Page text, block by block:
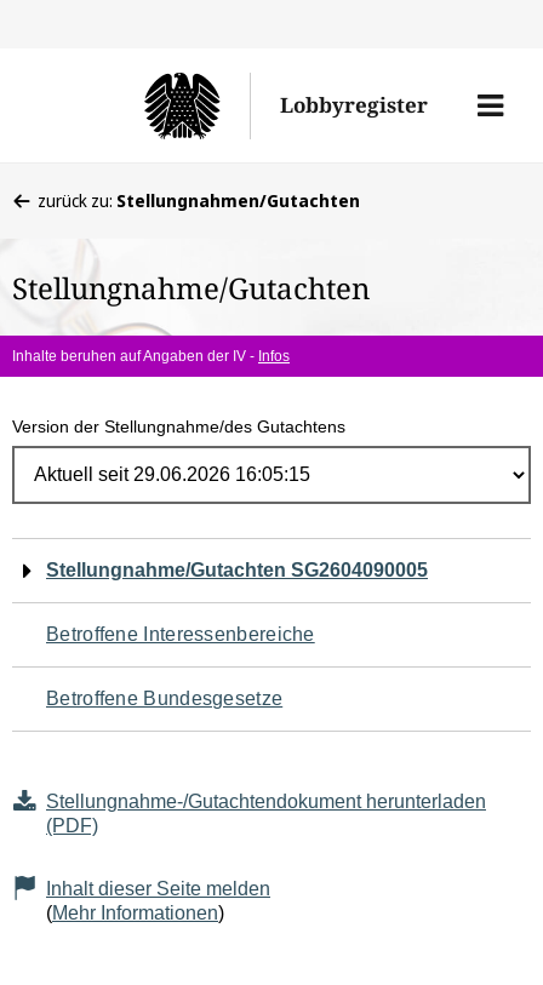
Lobbyregister
Menü
befinden
hier:
zurück zu: Stellungnahmen/Gutachten
Stellungnahme/Gutachten
Inhalte beruhen auf Angaben der IV - Infos
Version der Stellungnahme/des Gutachtens
Navigation
für
den
Seiteninhalt
Stellungnahme/Gutachten SG2604090005
Betroffene Interessenbereiche
Betroffene Bundesgesetze
Stellungnahme-/Gutachtendokument herunterladen
(PDF)
Inhalt dieser Seite melden
(Mehr Informationen)